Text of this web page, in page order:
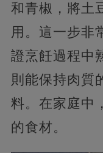
和青椒，將土
用。這一步非
證烹飪過程中
則能保持肉質
料。在家庭中
的食材。